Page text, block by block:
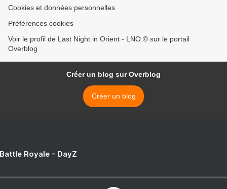
Cookies et données personnelles
Préférences cookies
Voir le profil de Last Night in Orient - LNO © sur le portail
Overblog
Créer un blog sur Overblog
Créer un blog
Royale - DayZ